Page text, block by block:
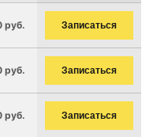
руб. Записаться
руб. Записаться
руб. Записаться